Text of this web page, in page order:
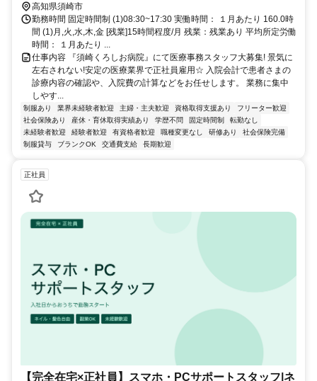
高知県須崎市
勤務時間 固定時間制 (1)08:30~17:30 実働時間： １月あたり 160.0時
間 (1)月,火,水,木,金 [残業]15時間程度/月 残業：残業あり 平均所定労働
時間： １月あたり ...
仕事内容 『須崎くろしお病院』にて医療事務スタッフ大募集! 景気に
左右されない!安定の医療業界で正社員雇用☆ 入院会計で患者さまの
診療内容の確認や、入院費の計算などをお任せします。 業務に集中
しやす...
制服あり 業界未経験者歓迎 主婦・主夫歓迎 資格取得支援あり
フリーター歓迎
社会保険あり
産休・育休取得実績あり 学歴不問 固定時間制
転勤なし
未経験者歓迎
経験者歓迎 有資格者歓迎 職種変更なし 研修あり
社会保険完備
制服貸与
ブランクOK 交通費支給 長期歓迎
正社員
【完全在宅×正社員】スマホ・PCサポートスタッフ|ネ